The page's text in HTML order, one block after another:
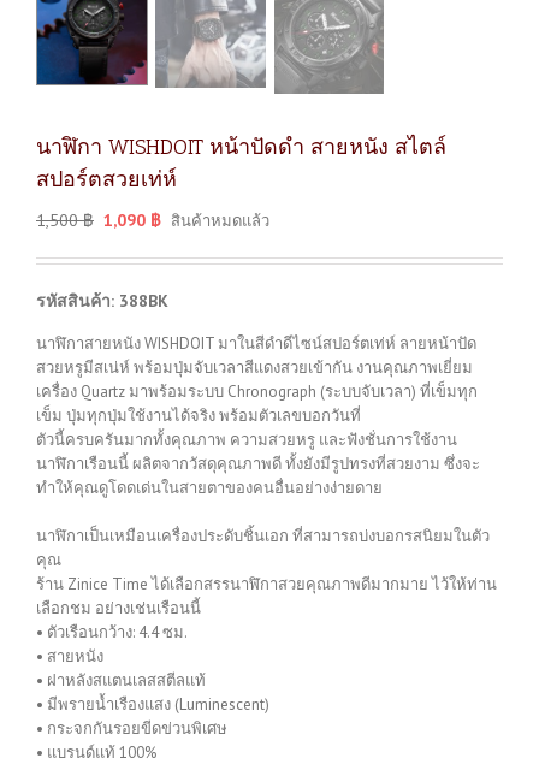
นาฬิกา WISHDOIT หน้าปัดดำ สายหนัง สไตล์
สปอร์ตสวยเท่ห์
1,500฿ 1,090 ฿ สินค้าหมดแล้ว
รหัสสินค้า: 388BK
นาฬิกาสายหนัง WISHDOIT มาในสีดำดีไซน์สปอร์ตเท่ห์ ลายหน้าปัด
สวยหรูมีสเน่ห์ พร้อมปุ่มจับเวลาสีแดงสวยเข้ากัน งานคุณภาพเยี่ยม
เครื่อง Quartz มาพร้อมระบบ Chronograph (ระบบจับเวลา) ที่เข็มทุก
เข็ม ปุ่มทุกปุ่มใช้งานได้จริง พร้อมตัวเลขบอกวันที่
ตัวนี้ครบครันมากทั้งคุณภาพ ความสวยหรู และฟังชั่นการใช้งาน
นาฬิกาเรือนนี้ ผลิตจากวัสดุคุณภาพดี ทั้งยังมีรูปทรงที่สวยงาม ซึ่งจะ
ทำให้คุณดูโดดเด่นในสายตาของคนอื่นอย่างง่ายดาย
นาฬิกาเป็นเหมือนเครื่องประดับชิ้นเอก ที่สามารถบ่งบอกรสนิยมในตัว
คุณ
ร้าน Zinice Time ได้เลือกสรรนาฬิกาสวยคุณภาพดีมากมาย ไว้ให้ท่าน
เลือกชม อย่างเช่นเรือนนี้
• ตัวเรือนกว้าง: 4.4 ซม.
• สายหนัง
• ฝาหลังสแตนเลสสตีลแท้
• มีพรายน้ำเรืองแสง (Luminescent)
• กระจกกันรอยขีดข่วนพิเศษ
• แบรนด์แท้ 100%